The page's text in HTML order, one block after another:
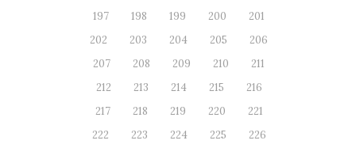
197
198 199 200
201
202
203 204 205
206
207
208 209 210
211
212
213 214 215
216
217
218 219 220
221
222
223 224 225
226